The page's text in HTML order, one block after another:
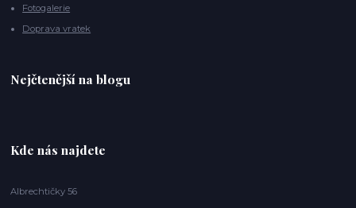
Fotogalerie
Doprava vratek
Nejčtenější na blogu
Kde nás najdete
Albrechtičky 56